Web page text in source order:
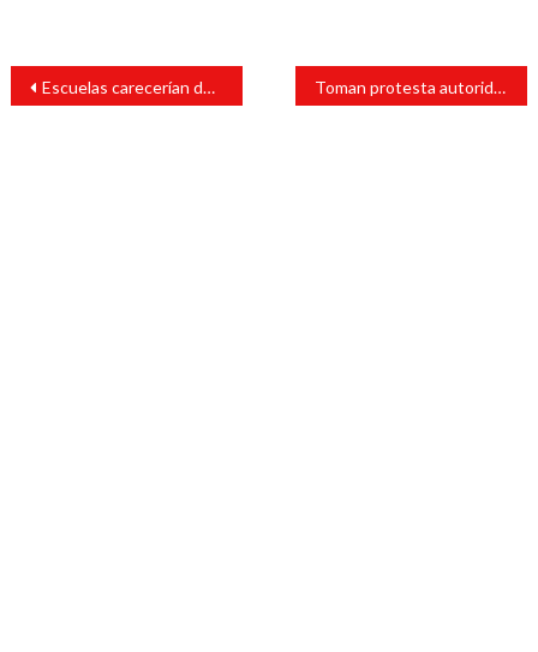
Navegación
entradas
Escuelas carecerían de recursos propios ante decisión de SEV de controlar cooperativas Toman protesta autoridades de la Policía Municipal de Catemaco